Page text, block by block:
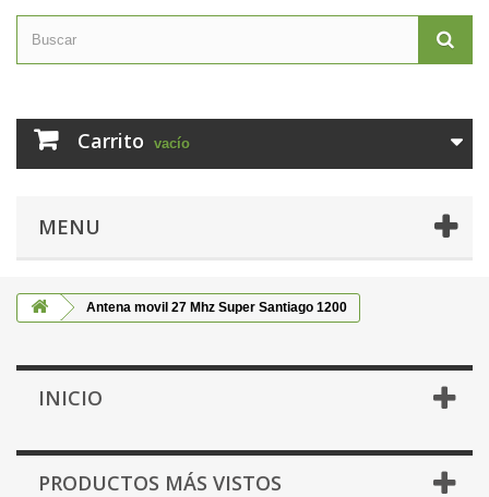
Carrito vacío
MENU
Antena movil 27 Mhz Super Santiago 1200
INICIO
PRODUCTOS MÁS VISTOS